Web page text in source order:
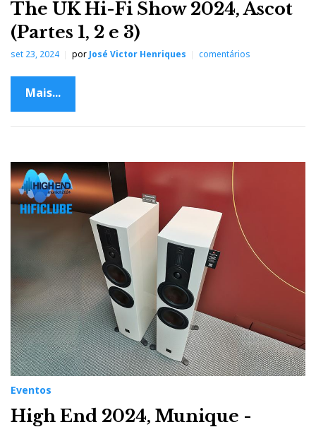
The UK Hi-Fi Show 2024, Ascot
(Partes 1, 2 e 3)
set 23, 2024 por José Victor Henriques comentários
Mais...
Eventos
High End 2024, Munique -